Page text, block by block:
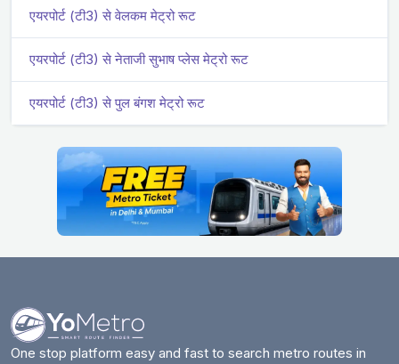
एयरपोर्ट (टी3) से वेलकम मेट्रो रूट
एयरपोर्ट (टी3) से नेताजी सुभाष प्लेस मेट्रो रूट
एयरपोर्ट (टी3) से पुल बंगश मेट्रो रूट
One stop platform easy and fast to search metro routes in